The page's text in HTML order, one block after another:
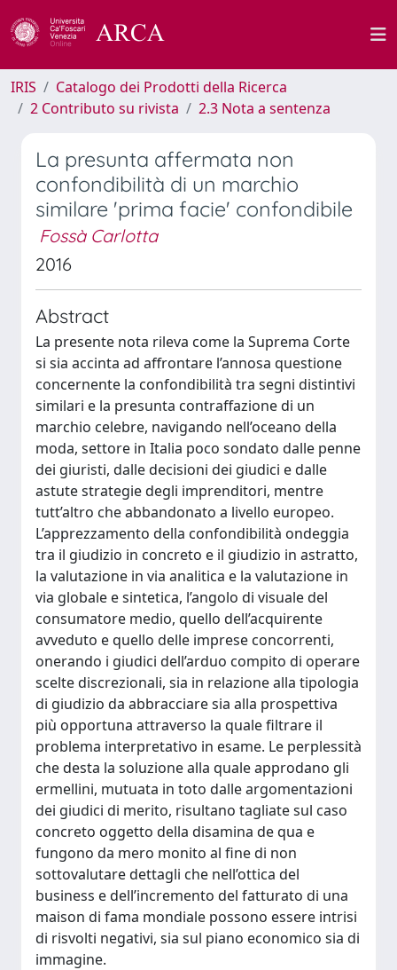
IRIS
Catalogo dei Prodotti della Ricerca
2 Contributo su rivista
2.3 Nota a sentenza
La presunta affermata non
confondibilità di un marchio
similare 'prima facie' confondibile
Fossà Carlotta
2016
Abstract
La presente nota rileva come la Suprema Corte
si sia accinta ad affrontare l’annosa questione
concernente la confondibilità tra segni distintivi
similari e la presunta contraffazione di un
marchio celebre, navigando nell’oceano della
moda, settore in Italia poco sondato dalle penne
dei giuristi, dalle decisioni dei giudici e dalle
astute strategie degli imprenditori, mentre
tutt’altro che abbandonato a livello europeo.
L’apprezzamento della confondibilità ondeggia
tra il giudizio in concreto e il giudizio in astratto,
la valutazione in via analitica e la valutazione in
via globale e sintetica, l’angolo di visuale del
consumatore medio, quello dell’acquirente
avveduto e quello delle imprese concorrenti,
onerando i giudici dell’arduo compito di operare
scelte discrezionali, sia in relazione alla tipologia
di giudizio da abbracciare sia alla prospettiva
più opportuna attraverso la quale filtrare il
problema interpretativo in esame. Le perplessità
che desta la soluzione alla quale approdano gli
ermellini, mutuata in toto dalle argomentazioni
dei giudici di merito, risultano tagliate sul caso
concreto oggetto della disamina de qua e
fungono da mero monito al fine di non
sottovalutare dettagli che nell’ottica del
business e dell’incremento del fatturato di una
maison di fama mondiale possono essere intrisi
di risvolti negativi, sia sul piano economico sia di
immagine.